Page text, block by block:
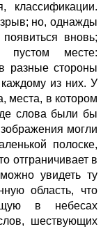
классификации.
но, однажды
вновь;
пустом месте:
разные стороны
каждому из них. У
места, в котором
слова были бы
могли
полоске,
отграничивает в
увидеть ту
область, что
в небесах
шествующих